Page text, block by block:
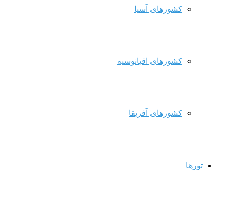
کشورهای آسیا
کشورهای اقیانوسیه
کشورهای آفریقا
تورها